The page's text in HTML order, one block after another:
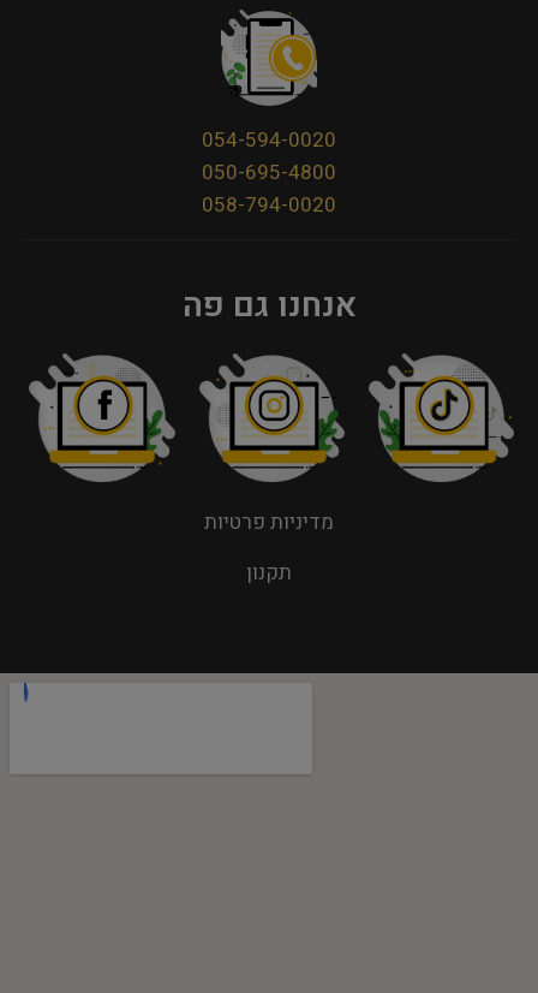
054-594-0020
050-695-4800
058-794-0020
אנחנו גם פה
מדיניות פרטיות
תקנון